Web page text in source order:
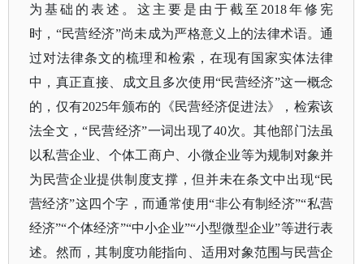
为基础的表述。这主要是由于截至2018年修宪
时，“民营经济”尚未成为严格意义上的法律术语。通
过对法律条文的梳理和检索，在现有国家实体法律
中，真正直接、成文且多次使用“民营经济”这一概念
的，仅有2025年颁布的《民营经济促进法》，检索该
法全文，“民营经济”一词出现了40次。其他部门法虽
以私营企业、个体工商户、小微企业等为规制对象并
为民营企业提供制度支撑，但并未在条文中出现“民
营经济”这四个字，而通常使用“非公有制经济”“私营
经济”“个体经济”“中小企业”“小型微型企业”等进行表
述。然而，其制度功能指向、适用对象范围与民营企